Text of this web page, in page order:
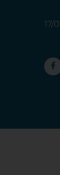
17/